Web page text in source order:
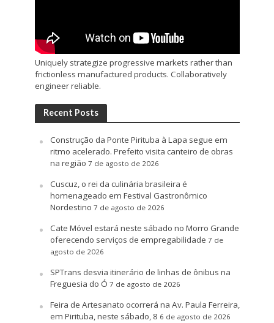
Uniquely strategize progressive markets rather than
frictionless manufactured products. Collaboratively
engineer reliable.
Recent Posts
Construção da Ponte Pirituba à Lapa segue em
ritmo acelerado. Prefeito visita canteiro de obras
na região 7 de agosto de 2026
Cuscuz, o rei da culinária brasileira é
homenageado em Festival Gastronômico
Nordestino 7 de agosto de 2026
Cate Móvel estará neste sábado no Morro Grande
oferecendo serviços de empregabilidade 7 de
agosto de 2026
SPTrans desvia itinerário de linhas de ônibus na
Freguesia do Ó 7 de agosto de 2026
Feira de Artesanato ocorrerá na Av. Paula Ferreira,
em Pirituba, neste sábado, 8 6 de agosto de 2026